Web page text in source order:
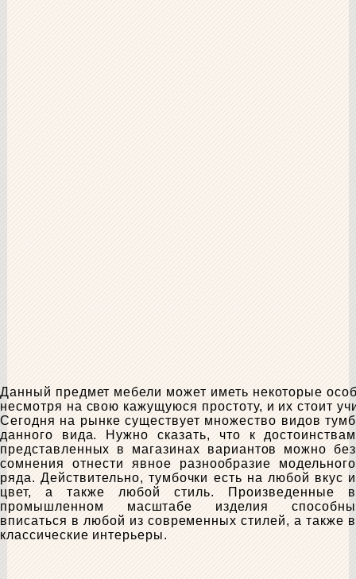
Данный предмет мебели может иметь некоторые
несмотря на свою кажущуюся простоту, и их стоит
Сегодня на рынке существует множество видов тумб
данного вида. Нужно сказать, что к достоинствам
представленных в магазинах вариантов можно без
сомнения отнести явное разнообразие модельного
ряда. Действительно, тумбочки есть на любой вкус и
цвет, а также любой стиль. Произведенные в
промышленном масштабе изделия способны
вписаться в любой из современных стилей, а также в
классические интерьеры.